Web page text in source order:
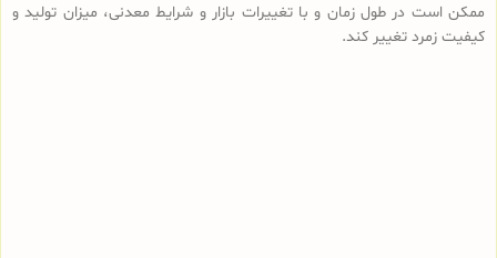
ممکن است در طول زمان و با تغییرات بازار و شرایط معدنی، میزان تولید و
کیفیت زمرد تغییر کند.